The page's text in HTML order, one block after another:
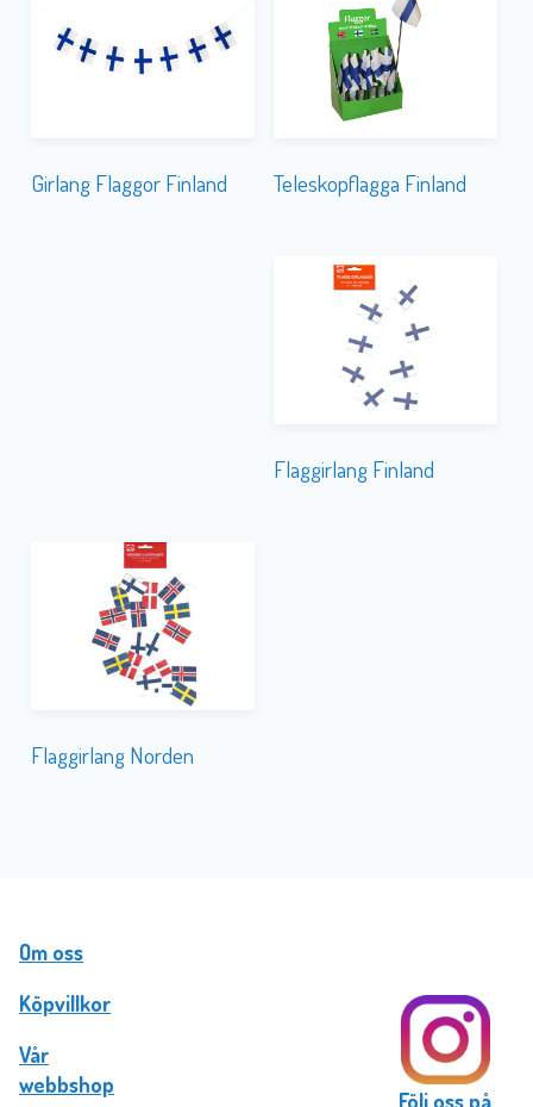
Girlang Flaggor Finland Teleskopflagga Finland
Flaggirlang Finland
Flaggirlang Norden
Om oss
Köpvillkor
Vår
webbshop
Följ oss på